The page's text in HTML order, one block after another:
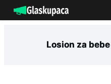
na
Losion za